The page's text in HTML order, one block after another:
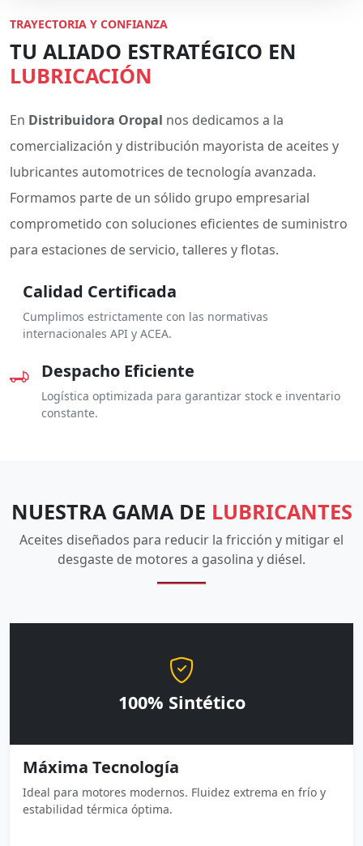
TRAYECTORIA Y CONFIANZA
TU ALIADO ESTRATÉGICO EN
LUBRICACIÓN
En Distribuidora Oropal nos dedicamos a la
comercialización y distribución mayorista de aceites y
lubricantes automotrices de tecnología avanzada.
Formamos parte de un sólido grupo empresarial
comprometido con soluciones eficientes de suministro
para estaciones de servicio, talleres y flotas.
Calidad Certificada
Cumplimos estrictamente con las normativas
internacionales API y ACEA.
Despacho Eficiente
Logística optimizada para garantizar stock e inventario
constante.
NUESTRA GAMA DE LUBRICANTES
Aceites diseñados para reducir la fricción y mitigar el
desgaste de motores a gasolina y diésel.
100% Sintético
Máxima Tecnología
Ideal para motores modernos. Fluidez extrema en frío y
estabilidad térmica óptima.